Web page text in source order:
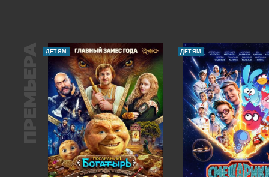
ПРЕМЬЕРА ДЕТЯМ ДЕТЯМ